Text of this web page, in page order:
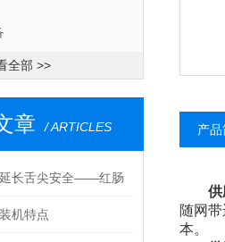
全部 >>
章 / ARTICLES
长舌尖安全——红肠
肉制品标准化生产
机特点
产
供
随网
本。